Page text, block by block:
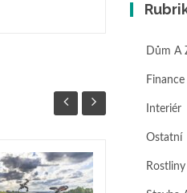
Dům A
Finance
Interiér
Ostatní
Rostliny